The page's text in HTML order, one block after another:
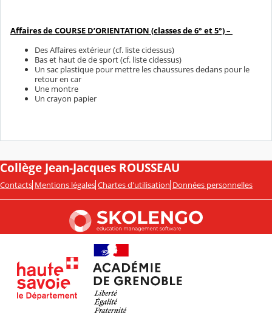
Affaires de COURSE D’ORIENTATION (classes de 6° et 5°) –
Des Affaires extérieur (cf. liste cidessus)
Bas et haut de de sport (cf. liste cidessus)
Un sac plastique pour mettre les chaussures dedans pour le
retour en car
Une montre
Un crayon papier
Collège Jean-Jacques ROUSSEAU
Contacts Mentions légales Chartes d'utilisation Données personnelles